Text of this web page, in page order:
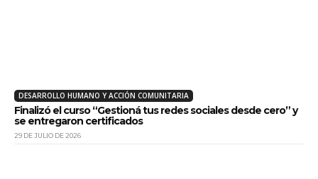
DESARROLLO HUMANO Y ACCIÓN COMUNITARIA
Finalizó el curso “Gestioná tus redes sociales desde cero” y
se entregaron certificados
29 DE JULIO DE 2026